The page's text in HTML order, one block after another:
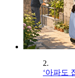
2.
‘아파도